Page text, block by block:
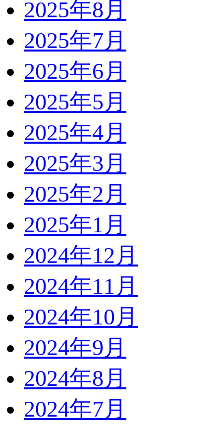
2025年8月
2025年7月
2025年6月
2025年5月
2025年4月
2025年3月
2025年2月
2025年1月
2024年12月
2024年11月
2024年10月
2024年9月
2024年8月
2024年7月